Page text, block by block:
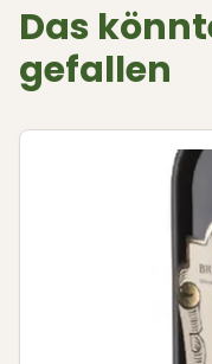
Das
gefallen